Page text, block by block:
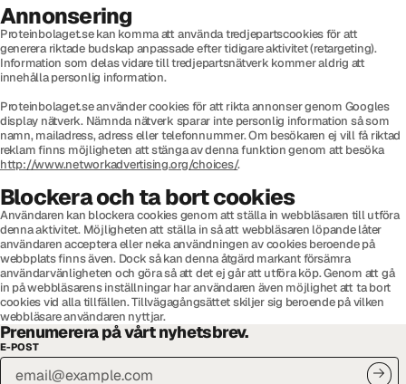
Annonsering
Proteinbolaget.se kan komma att använda tredjepartscookies för att
generera riktade budskap anpassade efter tidigare aktivitet (retargeting).
Information som delas vidare till tredjepartsnätverk kommer aldrig att
innehålla personlig information.
Proteinbolaget.se använder cookies för att rikta annonser genom Googles
display nätverk. Nämnda nätverk sparar inte personlig information så som
namn, mailadress, adress eller telefonnummer. Om besökaren ej vill få riktad
reklam finns möjligheten att stänga av denna funktion genom att besöka
http://www.networkadvertising.org/choices/.
Blockera och ta bort cookies
Användaren kan blockera cookies genom att ställa in webbläsaren till utföra
denna aktivitet. Möjligheten att ställa in så att webbläsaren löpande låter
användaren acceptera eller neka användningen av cookies beroende på
webbplats finns även. Dock så kan denna åtgärd markant försämra
användarvänligheten och göra så att det ej går att utföra köp. Genom att gå
in på webbläsarens inställningar har användaren även möjlighet att ta bort
cookies vid alla tillfällen. Tillvägagångsättet skiljer sig beroende på vilken
webbläsare användaren nyttjar.
Prenumerera på vårt nyhetsbrev.
E-POST